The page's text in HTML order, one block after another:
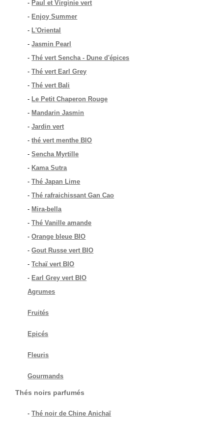
- Paul et Virginie vert
- Enjoy Summer
- L'Oriental
-Jasmin Pearl
-Thé vert Sencha - Dune d'épices
-Thé vert Earl Grey
-Thé vert Bali
- Le Petit Chaperon Rouge
- Mandarin Jasmin
-Jardin vert
-thé vert menthe BIO
-Sencha Myrtille
- Kama Sutra
-Thé Japan Lime
-Thé rafraichissant Gan Cao
- Mira-bella
-Thé Vanille amande
-Orange bleue BIO
-Gout Russe vert BIO
-Tchaï vert BIO
- Earl Grey vert BIO
Agrumes
Fruités
Epicés
Fleuris
Gourmands
Thés noirs parfumés
-Thé noir de Chine Anichaï